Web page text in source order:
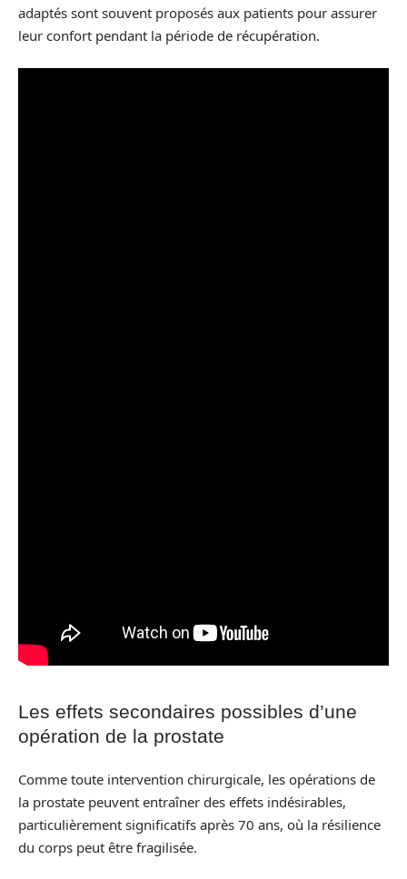
adaptés sont souvent proposés aux patients pour assurer
leur confort pendant la période de récupération.
Les effets secondaires possibles d’une
opération de la prostate
Comme toute intervention chirurgicale, les opérations de
la prostate peuvent entraîner des effets indésirables,
particulièrement significatifs après 70 ans, où la résilience
du corps peut être fragilisée.